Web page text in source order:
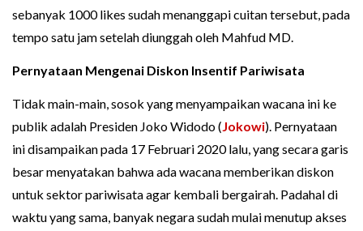
sebanyak 1000 likes sudah menanggapi cuitan tersebut, pada
tempo satu jam setelah diunggah oleh Mahfud MD.
Pernyataan Mengenai Diskon Insentif Pariwisata
Tidak main-main, sosok yang menyampaikan wacana ini ke
publik adalah Presiden Joko Widodo (Jokowi). Pernyataan
ini disampaikan pada 17 Februari 2020 lalu, yang secara garis
besar menyatakan bahwa ada wacana memberikan diskon
untuk sektor pariwisata agar kembali bergairah. Padahal di
waktu yang sama, banyak negara sudah mulai menutup akses